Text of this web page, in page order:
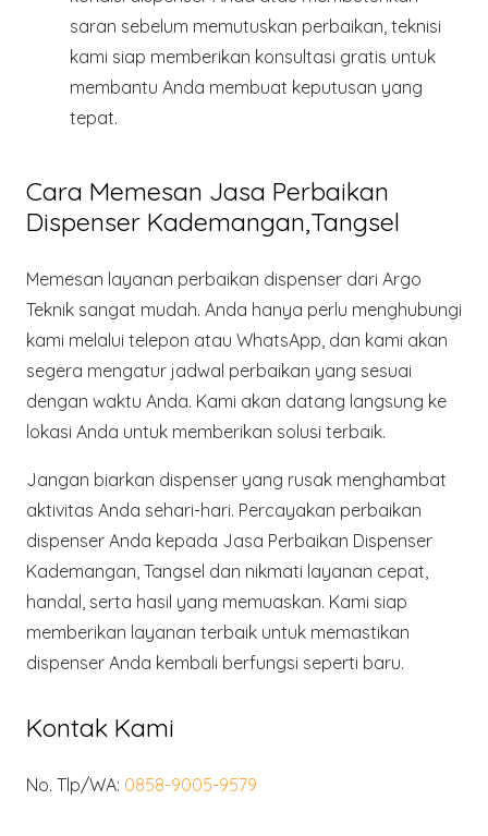
saran sebelum memutuskan perbaikan, teknisi
kami siap memberikan konsultasi gratis untuk
membantu Anda membuat keputusan yang
tepat.
Cara Memesan Jasa Perbaikan
Dispenser Kademangan,Tangsel
Memesan layanan perbaikan dispenser dari Argo
Teknik sangat mudah. Anda hanya perlu menghubungi
kami melalui telepon atau WhatsApp, dan kami akan
segera mengatur jadwal perbaikan yang sesuai
dengan waktu Anda. Kami akan datang langsung ke
lokasi Anda untuk memberikan solusi terbaik.
Jangan biarkan dispenser yang rusak menghambat
aktivitas Anda sehari-hari. Percayakan perbaikan
dispenser Anda kepada Jasa Perbaikan Dispenser
Kademangan, Tangsel dan nikmati layanan cepat,
handal, serta hasil yang memuaskan. Kami siap
memberikan layanan terbaik untuk memastikan
dispenser Anda kembali berfungsi seperti baru.
Kontak Kami
No. Tlp/WA: 0858-9005-9579